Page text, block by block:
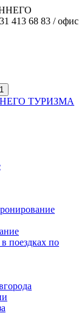
413 68 83 / офис
ТУРИЗМА
поездках по